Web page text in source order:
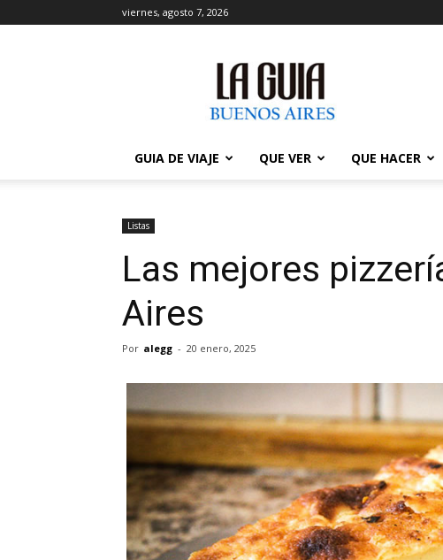
viernes, agosto 7, 2026
Guía
de
Buenos
GUIA DE VIAJE
QUE VER QUE HACER
Listas
Las mejores
Aires
Por alegg - 20 enero, 2025